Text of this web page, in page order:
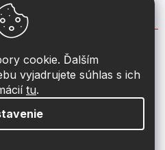
cookie. Ďalším
vyjadrujete súhlas s ich
tu.
2din.sk
222 205 928